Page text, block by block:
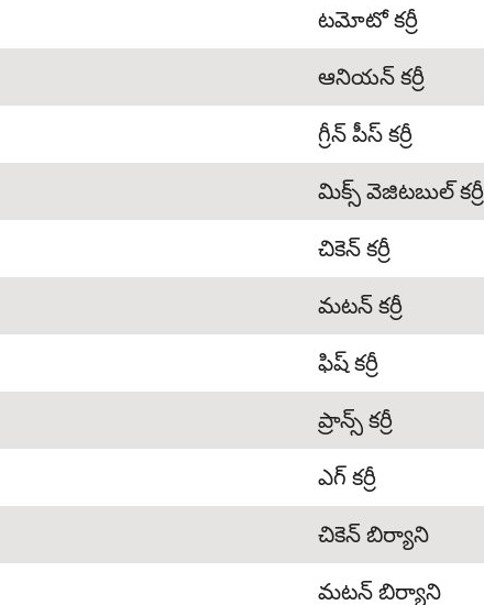
టమోటో కర్రీ
ఆనియన్ కర్రీ
గ్రీన్ పీస్ కర్రీ
మిక్స్ వెజిటబుల్ కర్రీ
చికెన్ కర్రీ
మటన్ కర్రీ
ఫిష్ కర్రీ
ప్రాన్స్ కర్రీ
ఎగ్ కర్రీ
చికెన్ బిర్యాని
మటన్ బిర్యాని